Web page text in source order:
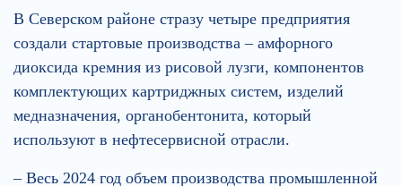
В Северском районе стразу четыре предприятия
создали стартовые производства – амфорного
диоксида кремния из рисовой лузги, компонентов
комплектующих картриджных систем, изделий
медназначения, органобентонита, который
используют в нефтесервисной отрасли.
– Весь 2024 год объем производства промышленной